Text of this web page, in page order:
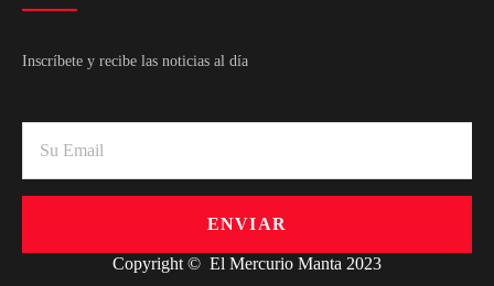
Inscríbete y recibe las noticias al día
ENVIAR
Copyright © El Mercurio Manta 2023